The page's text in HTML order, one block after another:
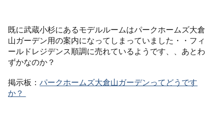
既に武蔵小杉にあるモデルルームはパークホームズ大倉
山ガーデン用の案内になってしまっていました・・フィ
ールドレジデンス順調に売れているようです、、あとわ
ずかなのか？
掲示板：パークホームズ大倉山ガーデンってどうです
か？